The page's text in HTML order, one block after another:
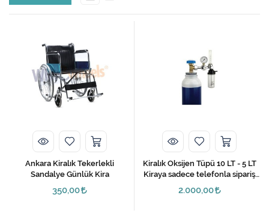
TEKERLEKLİ SANDALYE
VARİS ÇORAPLARI
Ankara Kiralık Tekerlekli
Sandalye Günlük Kira
350,00
Kiralık Oksijen Tüpü 10 LT - 5 LT
Kiraya sadece telefonla sipariş
2.000,00